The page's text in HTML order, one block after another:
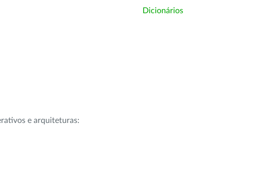
e arquiteturas:
Dicionários